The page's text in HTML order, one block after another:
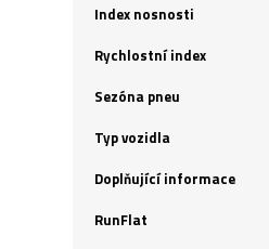
Index nosnosti
Rychlostní index
Sezóna pneu
Typ vozidla
Doplňující informace
RunFlat